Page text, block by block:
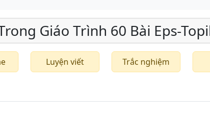
Giáo Trình 60 Bài Eps-
Luyện viết Trắc nghiệm